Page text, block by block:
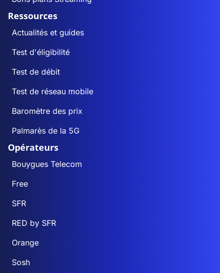
Ressources
Actualités et guides
Test d'éligibilité
Test de débit
Test de réseau mobile
Baromètre des prix
Palmarès de la 5G
Opérateurs
Bouygues Telecom
Free
SFR
RED by SFR
Orange
Sosh